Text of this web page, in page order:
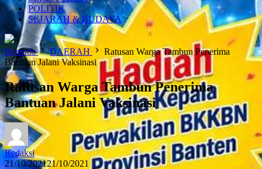
POLITIK
SEJARAH & BUDAYA
Beranda DAERAH
Ratusan Warga Tambun Penerima
Bantuan Jalani Vaksinasi
Ratusan Warga Tambun Penerima
Bantuan Jalani Vaksinasi
Redaksi
21/10/202121/10/2021